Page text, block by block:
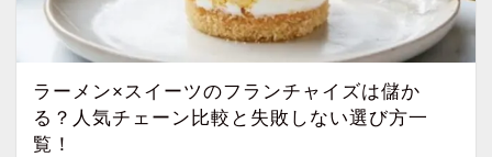
ラーメン×スイーツのフランチャイズは儲か
る？人気チェーン比較と失敗しない選び方一
覧！